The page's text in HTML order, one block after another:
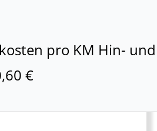
pro KM Hin- und
€